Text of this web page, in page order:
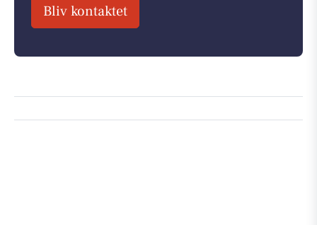
Bliv kontaktet